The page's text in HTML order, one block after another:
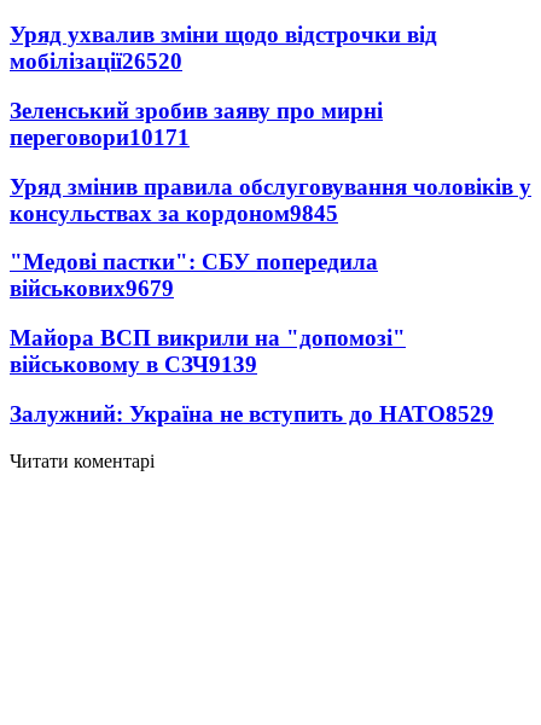
Уряд ухвалив зміни щодо відстрочки від
мобілізації26520
Зеленський зробив заяву про мирні
переговори10171
Уряд змінив правила обслуговування чоловіків у
консульствах за кордоном9845
"Медові пастки": СБУ попередила
військових9679
Майора ВСП викрили на "допомозі"
військовому в СЗЧ9139
Залужний: Україна не вступить до НАТО8529
Читати коментарі